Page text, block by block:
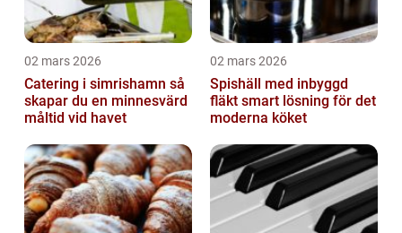
02 mars 2026
Catering i simrishamn så
skapar du en minnesvärd
måltid vid havet
02 mars 2026
Spishäll med inbyggd
fläkt smart lösning för det
moderna köket